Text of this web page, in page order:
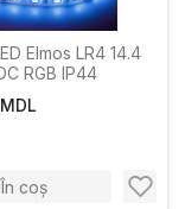
Elmos LR4 14.4
RGB IP44
În coș